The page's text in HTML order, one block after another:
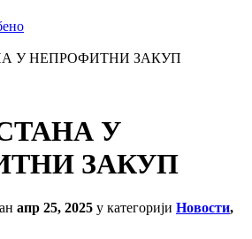
У НЕПРОФИТНИ ЗАКУП
У
ЗАКУП
апр 25, 2025 у категорији Новости,